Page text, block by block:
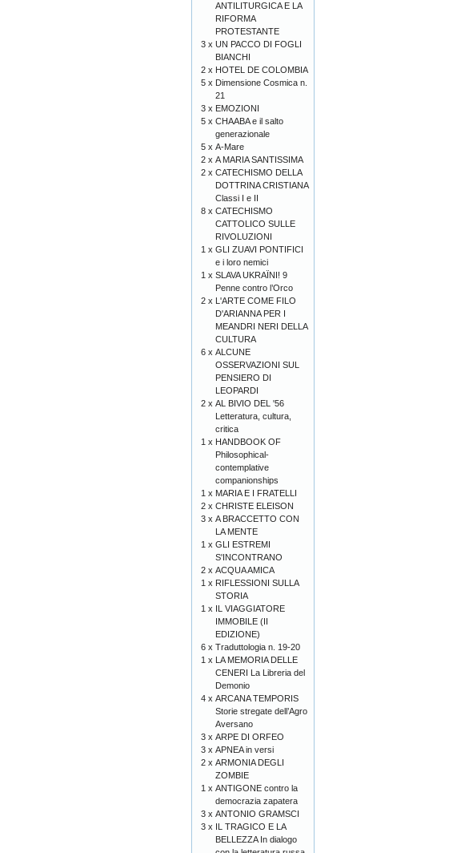
ANTILITURGICA E LA
RIFORMA
PROTESTANTE
3 x UN PACCO DI FOGLI
BIANCHI
2 x HOTEL DE COLOMBIA
5 x Dimensione Cosmica n.
21
3 x EMOZIONI
5 x CHAABA e il salto
generazionale
5 x A-Mare
2 x A MARIA SANTISSIMA
2 x CATECHISMO DELLA
DOTTRINA CRISTIANA
Classi I e II
8 x CATECHISMO
CATTOLICO SULLE
RIVOLUZIONI
1 x GLI ZUAVI PONTIFICI
e i loro nemici
1 x SLAVA UKRAÏNI! 9
Penne contro l’Orco
2 x L'ARTE COME FILO
D'ARIANNA PER I
MEANDRI NERI DELLA
CULTURA
6 x ALCUNE
OSSERVAZIONI SUL
PENSIERO DI
LEOPARDI
2 x AL BIVIO DEL '56
Letteratura, cultura,
critica
1 x HANDBOOK OF
Philosophical-
contemplative
companionships
1 x MARIA E I FRATELLI
2 x CHRISTE ELEISON
3 x A BRACCETTO CON
LA MENTE
1 x GLI ESTREMI
S'INCONTRANO
2 x ACQUA AMICA
1 x RIFLESSIONI SULLA
STORIA
1 x IL VIAGGIATORE
IMMOBILE (II
EDIZIONE)
6 x Traduttologia n. 19-20
1 x LA MEMORIA DELLE
CENERI La Libreria del
Demonio
4 x ARCANA TEMPORIS
Storie stregate dell’Agro
Aversano
3 x ARPE DI ORFEO
3 x APNEA in versi
2 x ARMONIA DEGLI
ZOMBIE
1 x ANTIGONE contro la
democrazia zapatera
3 x ANTONIO GRAMSCI
3 x IL TRAGICO E LA
BELLEZZA In dialogo